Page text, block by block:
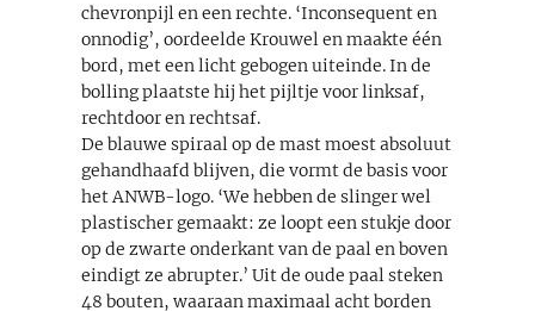
chevronpijl en een rechte. ‘Inconsequent en
onnodig’, oordeelde Krouwel en maakte één
bord, met een licht gebogen uiteinde. In de
bolling plaatste hij het pijltje voor linksaf,
rechtdoor en rechtsaf.
De blauwe spiraal op de mast moest absoluut
gehandhaafd blijven, die vormt de basis voor
het ANWB-logo. ‘We hebben de slinger wel
plastischer gemaakt: ze loopt een stukje door
op de zwarte onderkant van de paal en boven
eindigt ze abrupter.’ Uit de oude paal steken
48 bouten, waaraan maximaal acht borden